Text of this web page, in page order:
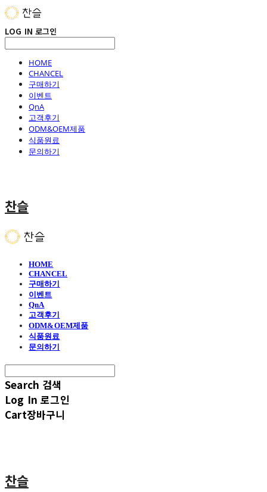
LOG IN 로그인
HOME
CHANCEL
구매하기
이벤트
QnA
고객후기
ODM&OEM제품
식품원료
문의하기
찬슬
HOME
CHANCEL
구매하기
이벤트
QnA
고객후기
ODM&OEM제품
식품원료
문의하기
Search 검색
Log In 로그인
Cart장바구니
찬슬